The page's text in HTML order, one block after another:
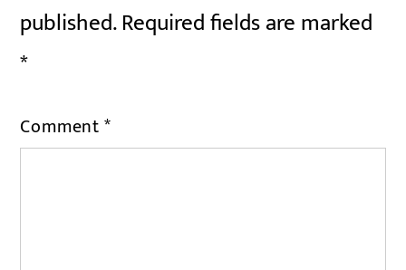
published.Required fields are marked
*
Comment*